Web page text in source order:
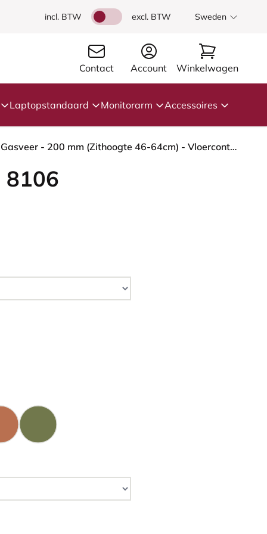
incl. BTW excl. BTW Sweden
Contact Account Winkelwagen
Laptopstandaard Monitorarm Accessoires
HÅG Capisco 8106 - Elmosoft (Elmo) - Semi-aniline Leder - EL33004 - Cognac - Framekleur - Wit - Gasveer - 200 mm (Zithoogte 46-64cm) - Vloercontact - Zachte wielen t.b.v. harde vloeren - Voetenring - Ja, in framekleur - Voetster - Nee, voetster in fram...
8106